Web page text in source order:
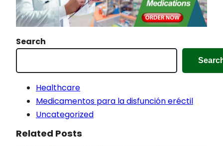
Search
Healthcare
Medicamentos para la disfunción eréctil
Uncategorized
Related Posts